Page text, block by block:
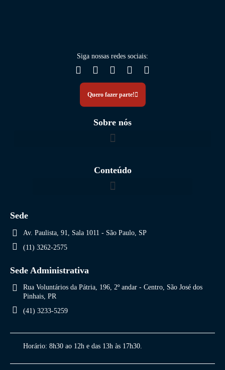
Siga nossas redes sociais:
Quero fazer parte!
Sobre nós
Conteúdo
Sede
Av. Paulista, 91, Sala 1011 - São Paulo, SP
(11) 3262-2575
Sede Administrativa
Rua Voluntários da Pátria, 196, 2º andar - Centro, São José dos
Pinhais, PR
(41) 3233-5259
Horário: 8h30 ao 12h e das 13h às 17h30.